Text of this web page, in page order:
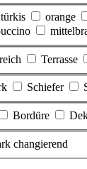
türkis orange
Terrasse
Schiefer
Bordüre
changierend